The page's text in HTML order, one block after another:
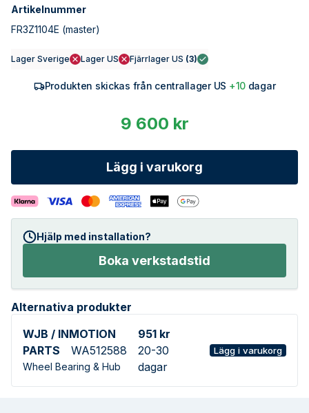
Artikelnummer
FR3Z1104E (master)
Lager Sverige Lager US Fjärrlager US (3)
Produkten skickas från centrallager US +10 dagar
9 600 kr
Lägg i varukorg
Hjälp med installation?
Boka verkstadstid
Alternativa produkter
WJB / INMOTION
PARTS
WA512588
Wheel Bearing & Hub
951 kr
20-30
dagar
Lägg i varukorg